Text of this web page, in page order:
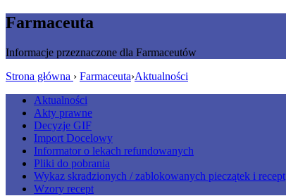
Farmaceuta
Informacje przeznaczone dla Farmaceutów
Strona główna › Farmaceuta›Aktualności
Aktualności
Akty prawne
Decyzje GIF
Import Docelowy
Informator o lekach refundowanych
Pliki do pobrania
Wykaz skradzionych / zablokowanych pieczątek i recept
Wzory recept